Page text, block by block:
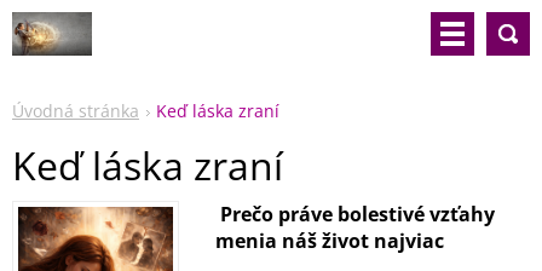
Úvodná stránka Keď láska zraní
Keď láska zraní
Prečo práve bolestivé vzťahy
menia náš život najviac